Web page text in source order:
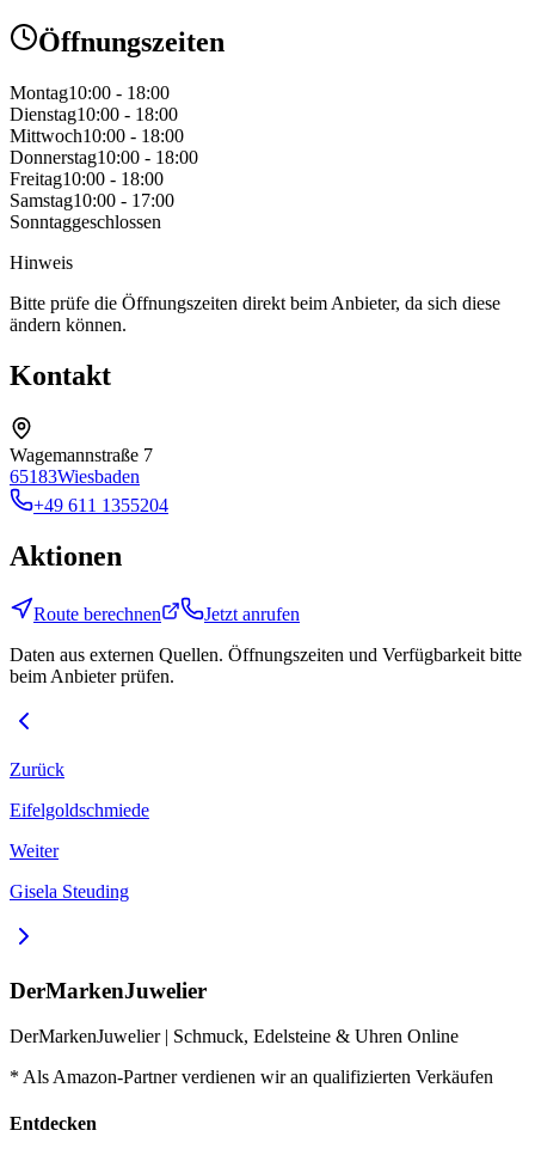
Öffnungszeiten
Montag10:00 - 18:00
Dienstag10:00 - 18:00
Mittwoch10:00 - 18:00
Donnerstag10:00 - 18:00
Freitag10:00 - 18:00
Samstag10:00 - 17:00
Sonntaggeschlossen
Hinweis
Bitte prüfe die Öffnungszeiten direkt beim Anbieter, da sich diese
ändern können.
Kontakt
Wagemannstraße 7
65183Wiesbaden
+49 611 1355204
Aktionen
Route berechnen
Jetzt anrufen
Daten aus externen Quellen. Öffnungszeiten und Verfügbarkeit bitte
beim Anbieter prüfen.
Zurück
Eifelgoldschmiede
Weiter
Gisela Steuding
DerMarkenJuwelier
DerMarkenJuwelier | Schmuck, Edelsteine & Uhren Online
* Als Amazon-Partner verdienen wir an qualifizierten Verkäufen
Entdecken